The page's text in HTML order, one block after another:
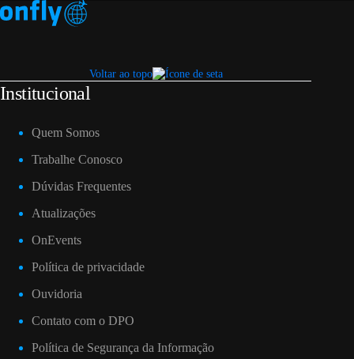
Voltar ao topo
Institucional
Quem Somos
Trabalhe Conosco
Dúvidas Frequentes
Atualizações
OnEvents
Política de privacidade
Ouvidoria
Contato com o DPO
Política de Segurança da Informação